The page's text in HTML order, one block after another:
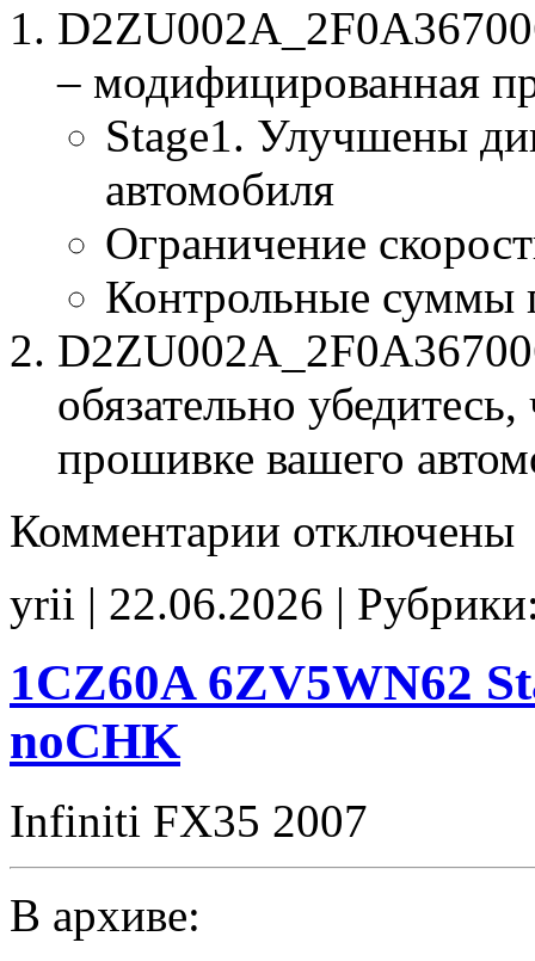
– модифицированная
Stage1. Улучшены
автомобиля
Ограничение
Контрольные суммы
обязательно
прошивке вашего
Комментарии записи
Stage1
SpLim250
отключены
yrii | 22.06.2026 |
1CZ60A 6ZV5WN62
noCHK
Infiniti FX35 2007
В архиве: